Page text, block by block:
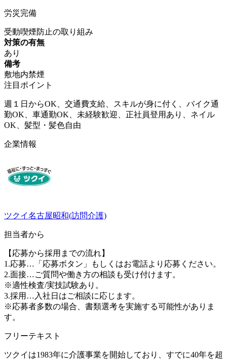
労災完備
受動喫煙防止の取り組み
対策の有無
あり
備考
敷地内禁煙
注目ポイント
週１日からOK、交通費支給、スキルが身に付く、バイク通
勤OK、車通勤OK、未経験歓迎、正社員登用あり、ネイル
OK、髪型・髪色自由
企業情報
ツクイ名古屋昭和(訪問介護)
担当者から
【応募から採用までの流れ】
1.応募…「応募ボタン」もしくはお電話より応募ください。
2.面接…ご質問や働き方の相談も受け付けます。
※適性検査/実技試験あり。
3.採用…入社日はご相談に応じます。
※応募者多数の場合、書類選考を実施する可能性がありま
す。
フリーテキスト
ツクイは1983年に介護事業を開始しており、すでに40年を超